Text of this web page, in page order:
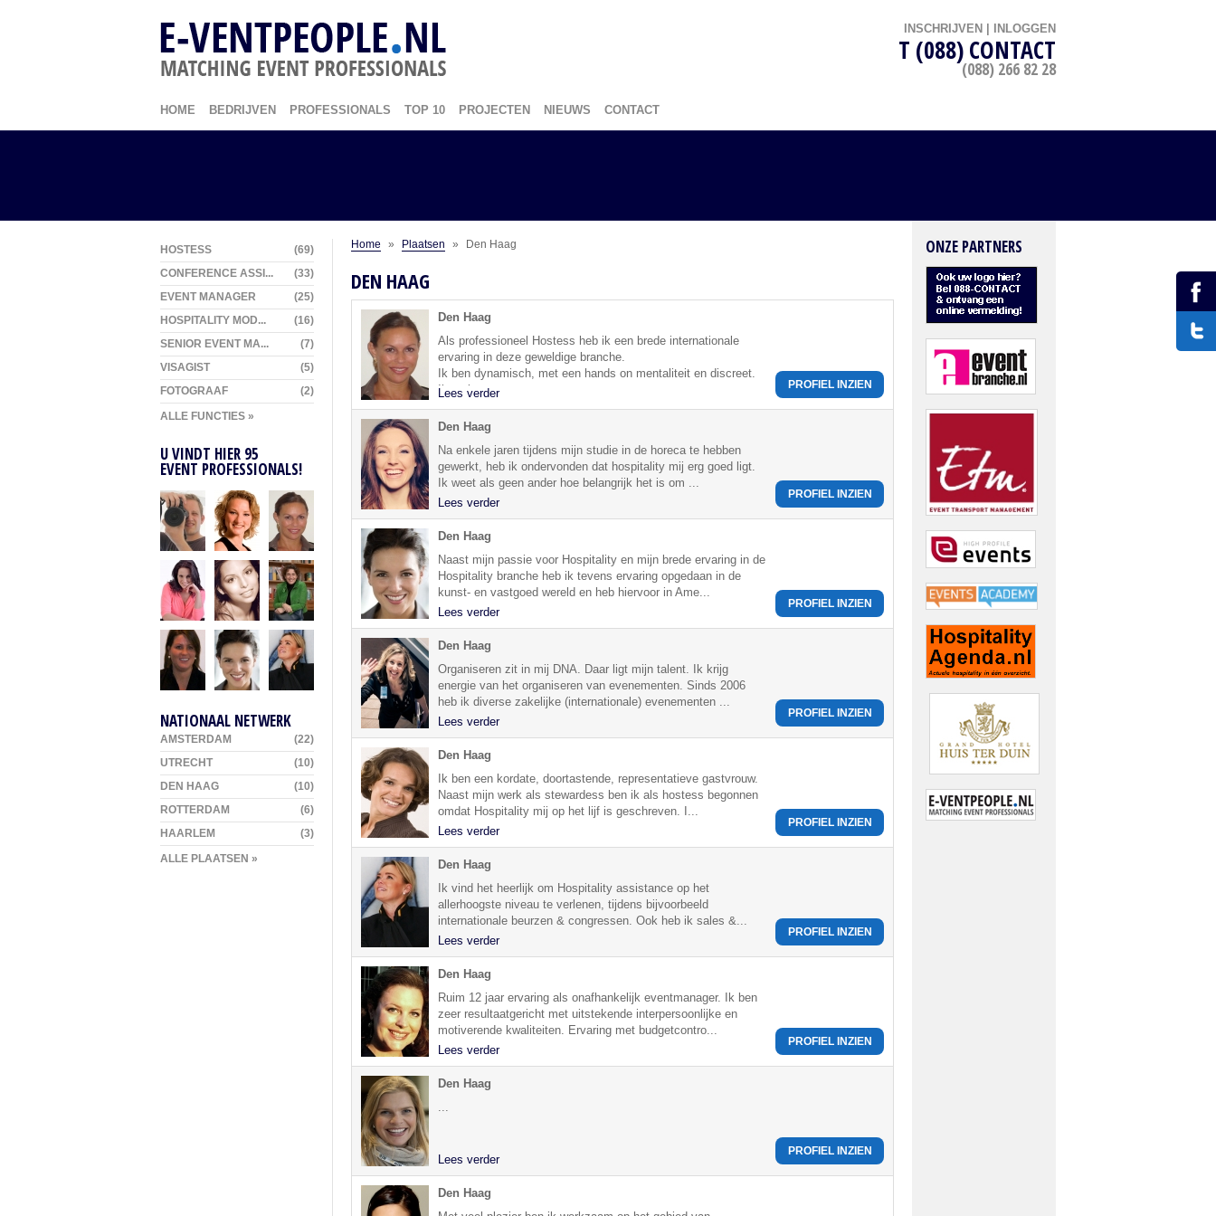
INSCHRIJVEN INLOGGEN
T (088) CONTACT
(088) 266 82 28
HOME BEDRIJVEN PROFESSIONALS TOP 10 PROJECTEN NIEUWS CONTACT
HOSTESS
(69)
CONFERENCE ASSI...
(33)
EVENT MANAGER
(25)
HOSPITALITY MOD...
(16)
SENIOR EVENT MA...
(7)
VISAGIST
(5)
FOTOGRAAF
(2)
ALLE FUNCTIES »
U VINDT HIER 95
EVENT PROFESSIONALS!
NATIONAAL NETWERK
AMSTERDAM
(22)
UTRECHT
(10)
DEN HAAG
(10)
ROTTERDAM
(6)
HAARLEM
(3)
ALLE PLAATSEN »
Home » Plaatsen » Den Haag
DEN HAAG
Den Haag
Als professioneel Hostess heb ik een brede internationale
ervaring in deze geweldige branche.
Ik ben dynamisch, met een hands on mentaliteit en discreet.
Ik verleen graa...
Lees verder
PROFIEL INZIEN
Den Haag
Na enkele jaren tijdens mijn studie in de horeca te hebben
gewerkt, heb ik ondervonden dat hospitality mij erg goed ligt.
Ik weet als geen ander hoe belangrijk het is om ...
Lees verder
PROFIEL INZIEN
Den Haag
Naast mijn passie voor Hospitality en mijn brede ervaring in de
Hospitality branche heb ik tevens ervaring opgedaan in de
kunst- en vastgoed wereld en heb hiervoor in Ame...
Lees verder
PROFIEL INZIEN
Den Haag
Organiseren zit in mij DNA. Daar ligt mijn talent. Ik krijg
energie van het organiseren van evenementen. Sinds 2006
heb ik diverse zakelijke (internationale) evenementen ...
Lees verder
PROFIEL INZIEN
Den Haag
Ik ben een kordate, doortastende, representatieve gastvrouw.
Naast mijn werk als stewardess ben ik als hostess begonnen
omdat Hospitality mij op het lijf is geschreven. I...
Lees verder
PROFIEL INZIEN
Den Haag
Ik vind het heerlijk om Hospitality assistance op het
allerhoogste niveau te verlenen, tijdens bijvoorbeeld
internationale beurzen & congressen. Ook heb ik sales &...
Lees verder
PROFIEL INZIEN
Den Haag
Ruim 12 jaar ervaring als onafhankelijk eventmanager. Ik ben
zeer resultaatgericht met uitstekende interpersoonlijke en
motiverende kwaliteiten. Ervaring met budgetcontro...
Lees verder
PROFIEL INZIEN
Den Haag
...
Lees verder
PROFIEL INZIEN
Den Haag
ONZE PARTNERS